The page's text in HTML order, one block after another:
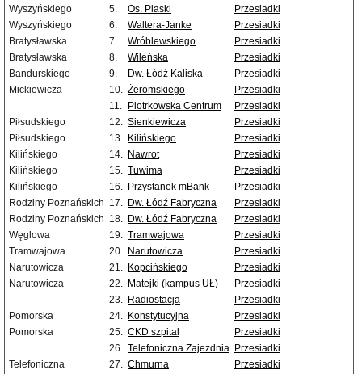
Wyszyńskiego
5. Os. Piaski
Przesiadki
Wyszyńskiego
6. Waltera-Janke
Przesiadki
Bratysławska
7. Wróblewskiego
Przesiadki
Bratysławska
8. Wileńska
Przesiadki
Bandurskiego
9. Dw. Łódź Kaliska
Przesiadki
Mickiewicza
10. Żeromskiego
Przesiadki
11.
Piotrkowska Centrum
Przesiadki
Piłsudskiego
12. Sienkiewicza
Przesiadki
Piłsudskiego
13. Kilińskiego
Przesiadki
Kilińskiego
14. Nawrot
Przesiadki
Kilińskiego
15. Tuwima
Przesiadki
Kilińskiego
16. Przystanek mBank
Przesiadki
Rodziny Poznańskich 17. Dw. Łódź Fabryczna
Przesiadki
Rodziny Poznańskich 18. Dw. Łódź Fabryczna
Przesiadki
Węglowa
19. Tramwajowa
Przesiadki
Tramwajowa
20. Narutowicza
Przesiadki
Narutowicza
21. Kopcińskiego
Przesiadki
Narutowicza
22. Matejki (kampus UŁ)
Przesiadki
23. Radiostacja
Przesiadki
Pomorska
24. Konstytucyjna
Przesiadki
Pomorska
25. CKD szpital
Przesiadki
26. Telefoniczna Zajezdnia Przesiadki
Telefoniczna
27. Chmurna
Przesiadki